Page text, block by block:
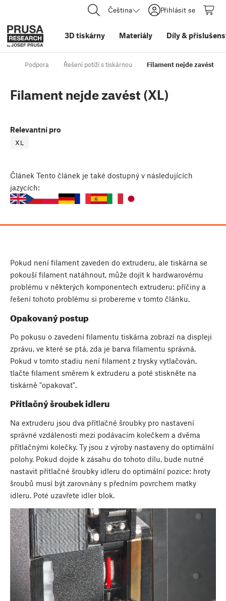
Čeština Přihlásit se
3D tiskárny Materiály Díly&
Podpora Řešení potíží s tiskárnou Filament nejde zavést
Filament nejde zavést (XL)
Relevantní pro
XL
Článek Tento článek je také dostupný v následujících
jazycích:
Pokud není filament zaveden do extruderu, ale tiskárna se
pokouší filament natáhnout, může dojít k hardwarovému
problému v některých komponentech extruderu: příčiny a
řešení tohoto problému si probereme v tomto článku.
Opakovaný postup
Po pokusu o zavedení filamentu tiskárna zobrazí na displeji
zprávu, ve které se ptá, zda je barva filamentu správná.
Pokud v tomto stadiu není filament z trysky vytlačován,
tlačte filament směrem k extruderu a poté stiskněte na
tiskárně "opakovat".
Přítlačný šroubek idleru
Na extruderu jsou dva přítlačné šroubky pro nastavení
správné vzdálenosti mezi podávacím kolečkem a dvěma
přítlačnými kolečky. Ty jsou z výroby nastaveny do optimální
polohy. Pokud dojde k zásahu do tohoto dílu, bude nutné
nastavit přítlačné šroubky idleru do optimální pozice: hroty
šroubů musí být zarovnány s předním povrchem matky
idleru. Poté uzavřete idler blok.